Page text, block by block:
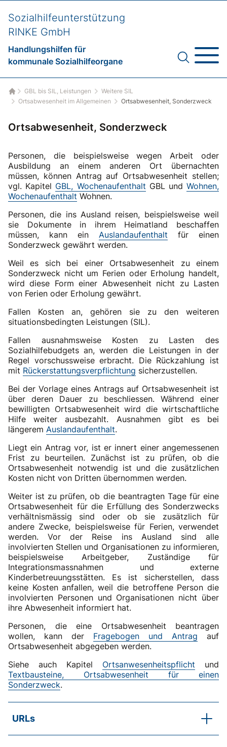
Sozialhilfeunterstützung
RINKE GmbH
Handlungshilfen für
kommunale Sozialhilfeorgane
Startseite
GBL bis SIL, Leistungen
Weitere SIL
Ortsabwesenheit im Allgemeinen
Ortsabwesenheit, Sonderzweck
Ortsabwesenheit, Sonderzweck
Personen, die beispielsweise wegen Arbeit oder
Ausbildung an einem anderen Ort übernachten
müssen, können Antrag auf Ortsabwesenheit stellen;
vgl. Kapitel GBL, Wochenaufenthalt GBL undWohnen,
Wochenaufenthalt Wohnen.
Personen, die ins Ausland reisen, beispielsweise weil
sie Dokumente in ihrem Heimatland beschaffen
müssen, kann ein Auslandaufenthalt für einen
Sonderzweck gewährt werden.
Weil es sich bei einer Ortsabwesenheit zu einem
Sonderzweck nicht um Ferien oder Erholung handelt,
wird diese Form einer Abwesenheit nicht zu Lasten
von Ferien oder Erholung gewährt.
Fallen Kosten an, gehören sie zu den weiteren
situationsbedingten Leistungen (SIL).
Fallen ausnahmsweise Kosten zu Lasten des
Sozialhilfebudgets an, werden die Leistungen in der
Regel vorschussweise erbracht. Die Rückzahlung ist
mit Rückerstattungsverpflichtung sicherzustellen.
Bei der Vorlage eines Antrags auf Ortsabwesenheit ist
über deren Dauer zu beschliessen. Während einer
bewilligten Ortsabwesenheit wird die wirtschaftliche
Hilfe weiter ausbezahlt. Ausnahmen gibt es bei
längerem Auslandaufenthalt.
Liegt ein Antrag vor, ist er innert einer angemessenen
Frist zu beurteilen. Zunächst ist zu prüfen, ob die
Ortsabwesenheit notwendig ist und die zusätzlichen
Kosten nicht von Dritten übernommen werden.
Weiter ist zu prüfen, ob die beantragten Tage für eine
Ortsabwesenheit für die Erfüllung des Sonderzwecks
verhältnismässig sind oder ob sie zusätzlich für
andere Zwecke, beispielsweise für Ferien, verwendet
werden. Vor der Reise ins Ausland sind alle
involvierten Stellen und Organisationen zu informieren,
beispielsweise Arbeitgeber, Zuständige für
Integrationsmassnahmen und externe
Kinderbetreuungsstätten. Es ist sicherstellen, dass
keine Kosten anfallen, weil die betroffene Person die
involvierten Personen und Organisationen nicht über
ihre Abwesenheit informiert hat.
Personen, die eine Ortsabwesenheit beantragen
wollen, kann der Fragebogen und Antrag auf
Ortsabwesenheit abgegeben werden.
Siehe auch Kapitel Ortsanwesenheitspflicht und
Textbausteine, Ortsabwesenheit für einen
Sonderzweck.
URLs
SKOS-Praxisbeispiel